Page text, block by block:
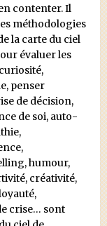
contenter. Il
méthodologies
la carte du ciel
évaluer les
penser
de décision,
de soi, auto-
humour,
créativité,
crise… sont